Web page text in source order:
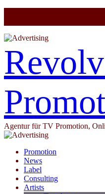
Agentur für TV Promotion,
Promotion
News
Label
Consulting
Artists